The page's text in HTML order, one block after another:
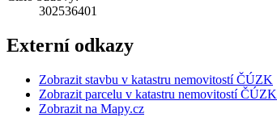
302536401
Externí odkazy
Zobrazit stavbu v katastru nemovitostí ČÚZK
Zobrazit parcelu v katastru nemovitostí ČÚZK
Zobrazit na Mapy.cz